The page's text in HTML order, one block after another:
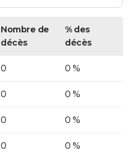
Nombre de
décès
% des
décès
0 0 %
0 0 %
0 0 %
0 0 %